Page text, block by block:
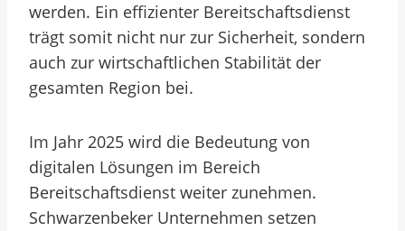
werden. Ein effizienter Bereitschaftsdienst
trägt somit nicht nur zur Sicherheit, sondern
auch zur wirtschaftlichen Stabilität der
gesamten Region bei.
Im Jahr 2025 wird die Bedeutung von
digitalen Lösungen im Bereich
Bereitschaftsdienst weiter zunehmen.
Schwarzenbeker Unternehmen setzen